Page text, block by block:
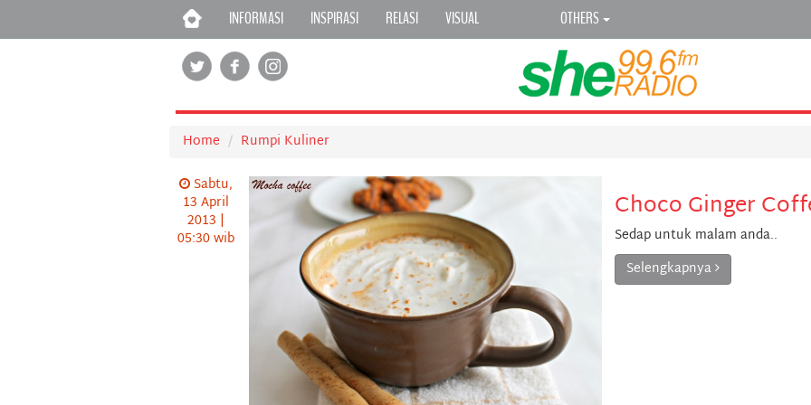
INFORMASI INSPIRASI RELASI VISUAL OTHERS
Home
Rumpi Kuliner
Sabtu,
13 April
2013 |
05:30 wib
Choco Ginger
Sedap untuk malam anda..
Selengkapnya